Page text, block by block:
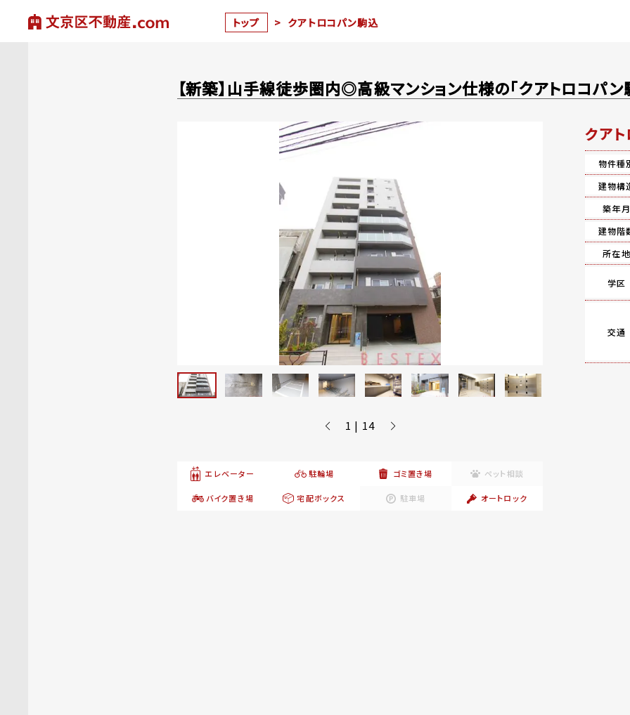
トップ > クアトロコパン駒込
【新築】山手線徒歩圏内◎高級マンション仕様の「クアトロコパ
1 | 14
エレベーター 駐輪場 ゴミ置き場 ペット相談
バイク置き場 宅配ボックス 駐車場 オートロック
クア
物件種
建物構
築年月
建物階
所在地
学区
交通